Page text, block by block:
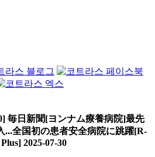
毎日新聞[ヨンナム療養病院]最先
...全国初の患者安全病院に跳躍[R-
2025-07-30